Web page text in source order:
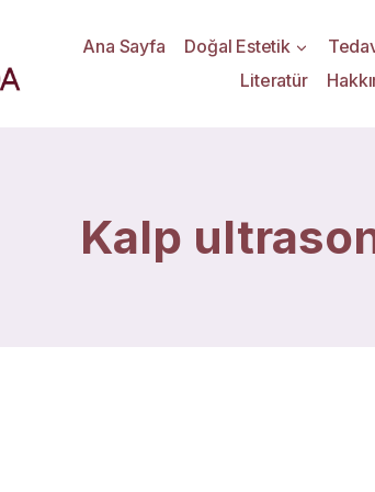
Ana Sayfa Doğal Estetik
Literatür
Kalp